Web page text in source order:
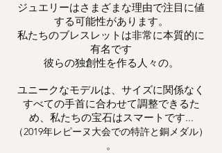
ジュエリーはさまざまな理由で注目に値
する可能性があります。
私たちのブレスレットは非常に本質的に
有名です
彼らの独創性を作る人々の。
ユニークなモデルは、サイズに関係なく
すべての手首に合わせて調整できるた
め、私たちの宝石はスマートです...
（2019年レピーヌ大会での特許と銅メダル）
。